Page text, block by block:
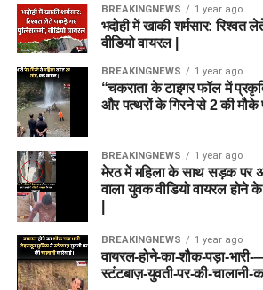
BREAKINGNEWS 1 year ago
भदोही में खाकी शर्मसार: रिश्वत
वीडियो वायरल |
BREAKINGNEWS 1 year ago
“चकराता के टाइगर फॉल में
और पत्थरों के गिरने से 2 की मौके
BREAKINGNEWS 1 year ago
मेरठ में महिला के साथ सड़क पर
वाला युवक वीडियो वायरल होने
BREAKINGNEWS 1 year ago
वायरल-होने-का-शौक-पड़ा-
स्टंटबाज़-युवती-पर-की-चालानी-